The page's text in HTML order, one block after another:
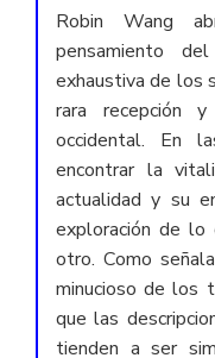
Robin Wang
pensamiento
exhaustiva de los
rara recepción
occidental. En
encontrar la
actualidad y su
exploración de lo
otro. Como
minucioso de los
que las
tienden a ser